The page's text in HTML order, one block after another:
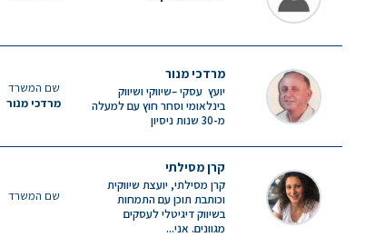
מרדכי מנור
יועץ עסקי –שיווקי ושיווק
בינלאומי וסחר חוץ עם למעלה
מ-30 שנות ניסיון
שם המשרד
מרדכי מנור
קרן מסילתי
קרן מסילתי, יועצת שיווקית
וכותבת תוכן עם התמחות
בשיווק דיגיטלי לעסקים
מגוונים. אני...
שם המשרד